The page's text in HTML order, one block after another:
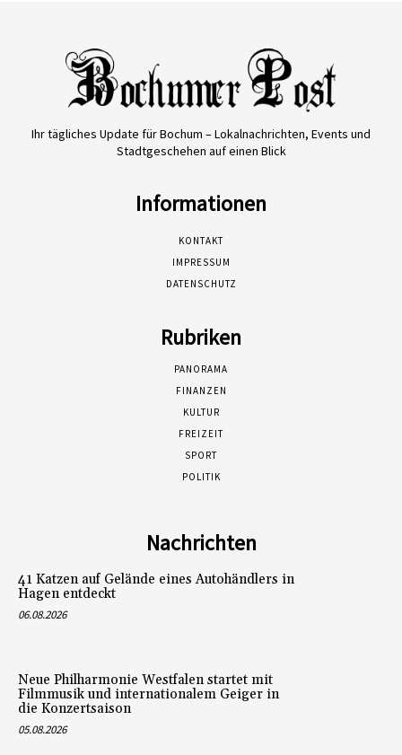
Ihr tägliches Update für Bochum – Lokalnachrichten, Events und
Stadtgeschehen auf einen Blick
Informationen
KONTAKT
IMPRESSUM
DATENSCHUTZ
Rubriken
PANORAMA
FINANZEN
KULTUR
FREIZEIT
SPORT
POLITIK
Nachrichten
41 Katzen auf Gelände eines Autohändlers in
Hagen entdeckt
06.08.2026
Neue Philharmonie Westfalen startet mit
Filmmusik und internationalem Geiger in
die Konzertsaison
05.08.2026